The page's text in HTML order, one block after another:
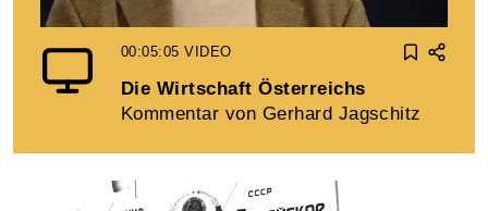
00:05:05VIDEO
Die Wirtschaft Österreichs
Kommentar von Gerhard Jagschitz